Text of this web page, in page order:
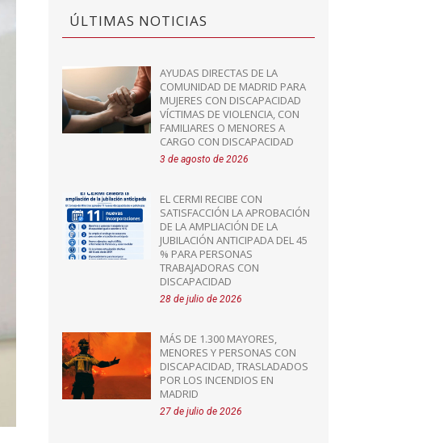
ÚLTIMAS NOTICIAS
AYUDAS DIRECTAS DE LA
COMUNIDAD DE MADRID PARA
MUJERES CON DISCAPACIDAD
VÍCTIMAS DE VIOLENCIA, CON
FAMILIARES O MENORES A
CARGO CON DISCAPACIDAD
3 de agosto de 2026
EL CERMI RECIBE CON
SATISFACCIÓN LA APROBACIÓN
DE LA AMPLIACIÓN DE LA
JUBILACIÓN ANTICIPADA DEL 45
% PARA PERSONAS
TRABAJADORAS CON
DISCAPACIDAD
28 de julio de 2026
MÁS DE 1.300 MAYORES,
MENORES Y PERSONAS CON
DISCAPACIDAD, TRASLADADOS
POR LOS INCENDIOS EN
MADRID
27 de julio de 2026